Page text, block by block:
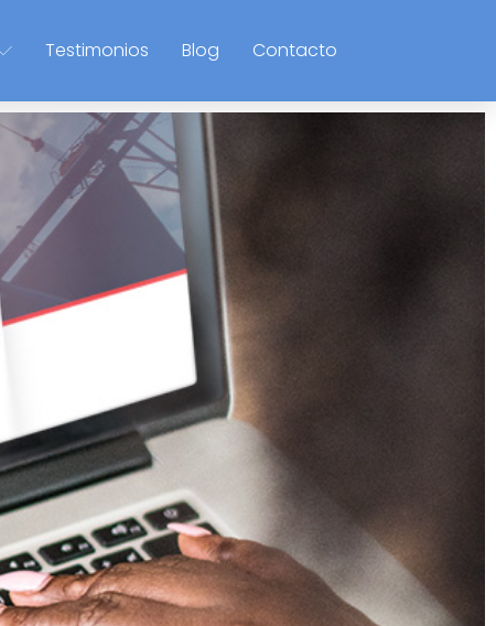
Testimonios Blog Contacto